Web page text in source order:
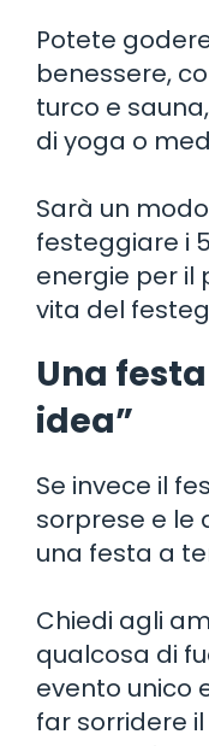
Potete
benessere,
turco e
di yoga o
Sarà un
festeggiare i
energie per il
vita del
Una
idea”
Se invece il
sorprese e le
una festa a
Chiedi agli
qualcosa di
evento unico
far sorridere